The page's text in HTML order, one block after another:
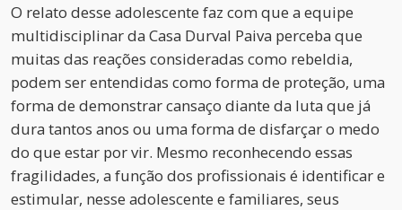
O relato desse adolescente faz com que a equipe
multidisciplinar da Casa Durval Paiva perceba que
muitas das reações consideradas como rebeldia,
podem ser entendidas como forma de proteção, uma
forma de demonstrar cansaço diante da luta que já
dura tantos anos ou uma forma de disfarçar o medo
do que estar por vir. Mesmo reconhecendo essas
fragilidades, a função dos profissionais é identificar e
estimular, nesse adolescente e familiares, seus